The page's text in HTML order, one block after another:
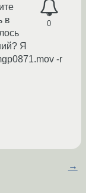
0
в
Я
-r
→